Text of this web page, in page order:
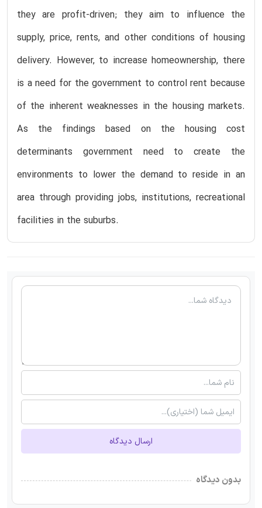
they are profit-driven; they aim to influence the
supply, price, rents, and other conditions of housing
delivery. However, to increase homeownership, there
is a need for the government to control rent because
of the inherent weaknesses in the housing markets.
As the findings based on the housing cost
determinants government need to create the
environments to lower the demand to reside in an
area through providing jobs, institutions, recreational
facilities in the suburbs.
ارسال دیدگاه
بدون دیدگاه